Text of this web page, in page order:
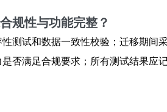
规性与功能完整？
测试和数据一致性校验；迁移期
否满足合规要求；所有测试结果